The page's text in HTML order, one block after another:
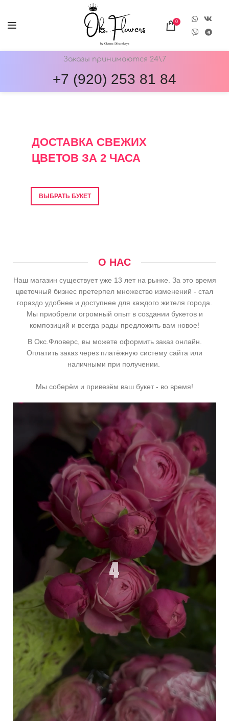
0
Заказы принимаются 24\7
+7 (920) 253 81 84
ДОСТАВКА СВЕЖИХ
ЦВЕТОВ ЗА 2 ЧАСА
ВЫБРАТЬ БУКЕТ
О НАС
Наш магазин существует уже 13 лет на рынке. За это время
цветочный бизнес претерпел множество изменений - стал
гораздо удобнее и доступнее для каждого жителя города.
Мы приобрели огромный опыт в создании букетов и
композиций и всегда рады предложить вам новое!
В Окс.Фловерс, вы можете оформить заказ онлайн.
Оплатить заказ через платёжную систему сайта или
наличными при получении.
Мы соберём и привезём ваш букет - во время!